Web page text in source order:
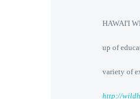
HAWAI'I
up of
variety of
http://